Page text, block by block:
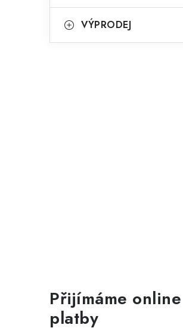
VÝPRODEJ
Přijímáme online
platby